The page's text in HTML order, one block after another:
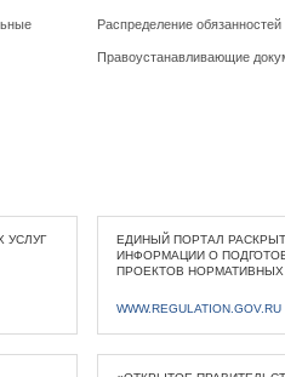
Распределение обязанностей
Правоустанавливающие
УСЛУГ
ЕДИНЫЙ ПОРТАЛ
ИНФОРМАЦИИ О
ПРОЕКТОВ НОРМАТИВНЫХ
WWW.REGULATION.GOV.RU